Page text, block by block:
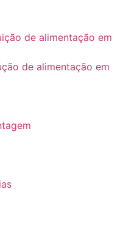
de alimentação em
de alimentação em